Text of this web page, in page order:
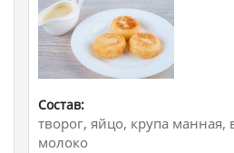
Состав:
творог, яйцо, крупа манная,
молоко